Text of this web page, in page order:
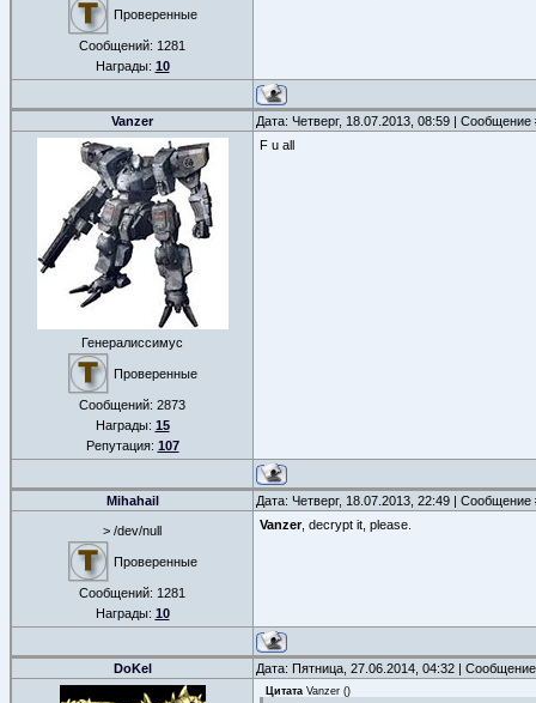
Проверенные
Сообщений: 1281
Награды: 10
Vanzer Дата: Четверг, 18.07.2013, 08:59 |
Генералиссимус
Проверенные
Сообщений: 2873
Награды: 15
Репутация: 107
F u all
Mihahail Дата: Четверг, 18.07.2013, 22:49 |
> /dev/null
Проверенные
Сообщений: 1281
Награды: 10
Vanzer, decrypt it, please.
DoKel Дата: Пятница, 27.06.2014, 04:32 |
Цитата Vanzer ()